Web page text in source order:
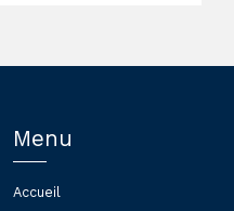
Menu
Accueil